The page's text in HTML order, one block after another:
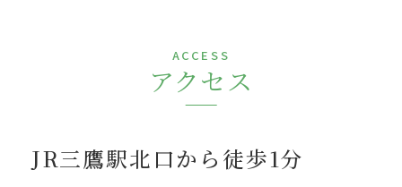
ACCESS
アクセス
JR三鷹駅北口から徒歩1分